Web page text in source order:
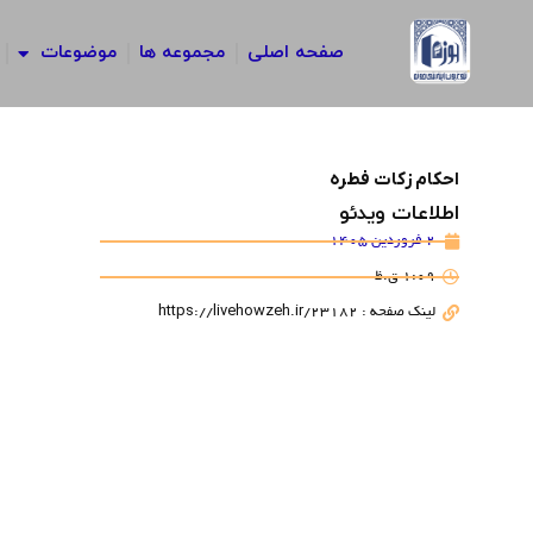
صفحه اصلی مجموعه ها موضوعات
احکام زکات فطره
اطلاعات ویدئو
2 فروردین 1405
1:09 ق.ظ
لینک صفحه : https://livehowzeh.ir/23182